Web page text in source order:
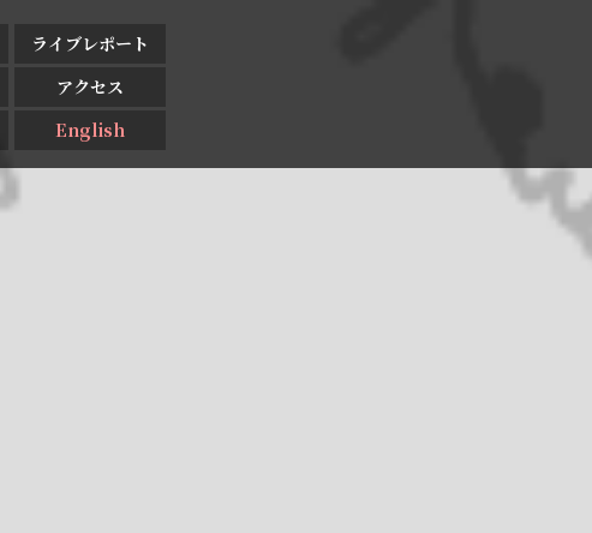
ライブレポート
アクセス
English